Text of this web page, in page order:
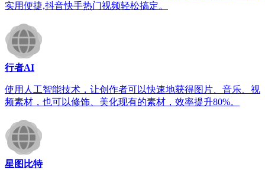
实用便捷,抖音快手热门视频轻松搞定。
行者AI
使用人工智能技术，让创作者可以快速地获得图片、音乐、视
频素材，也可以修饰、美化现有的素材，效率提升80%。
星图比特